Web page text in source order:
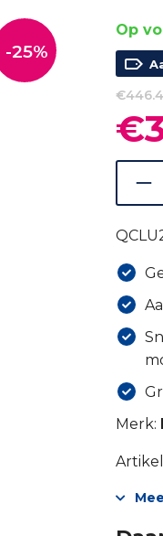
-25%
Op
€
prijs
was:
€
Merk: